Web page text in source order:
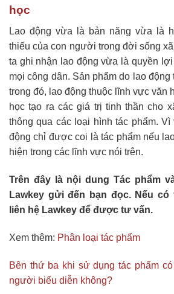
học
Lao động vừa là bản năng vừa là
thiếu của con người trong đời sống
ta ghi nhận lao động vừa là quyền
mọi công dân. Sản phẩm do lao động
trong đó, lao động thuộc lĩnh vực văn
học tạo ra các giá trị tinh thần cho
thông qua các loại hình tác phẩm. Vì
động chỉ được coi là tác phẩm nếu
hiện trong các lĩnh vực nói trên.
Trên đây là nội dung Tác phẩm
Lawkey gửi đến bạn đọc. Nếu có
liên hệ Lawkey để được tư vấn.
Xem thêm: Phân loại tác phẩm
Bên thứ ba khi sử dụng tác phẩm
người biểu diễn không?